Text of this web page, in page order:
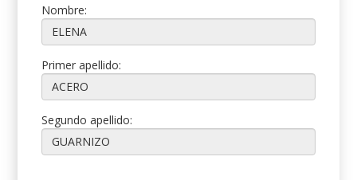
Nombre:
Primer apellido:
Segundo apellido: